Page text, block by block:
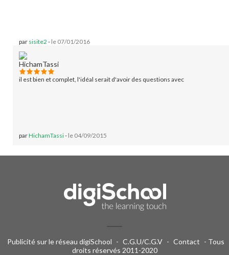
par sisite2 - le 07/01/2016
il est bien et complet, l'idéal serait d'avoir des questions avec
parHichamTassi- le 04/09/2015
Publicité sur le réseau digiSchool - C.G.U/C.G.V - Contact - Tous
droits réservés 2011-2020